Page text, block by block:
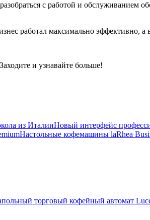
с работой и обслуживанием
работал максимально эффективно,
и узнавайте больше!
из ИталииНовый интерфейс
Настольные кофемашины laRhea
торговый кофейный автомат